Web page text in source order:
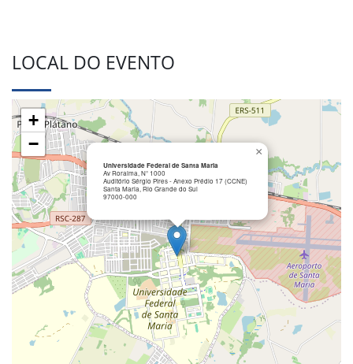
LOCAL DO EVENTO
Universidade Federal de Santa Maria
Av Roraima, N° 1000
Auditório Sérgio Pires - Anexo Prédio 17 (CCNE)
Santa Maria, Rio Grande do Sul
97000-000
×
+
−